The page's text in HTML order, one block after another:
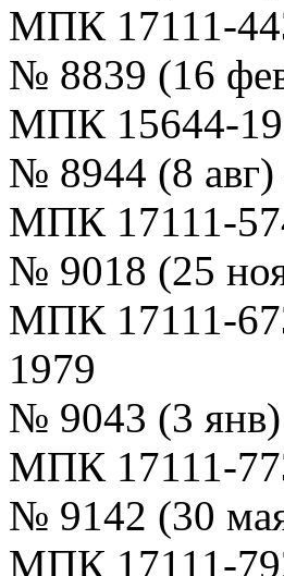
МПК 17111-
№ 8839 (16
МПК 15644-
№ 8944 (8
МПК 17111-
№ 9018 (25
МПК 17111-
1979
№ 9043 (3
МПК 17111-
№ 9142 (30
МПК 17111-